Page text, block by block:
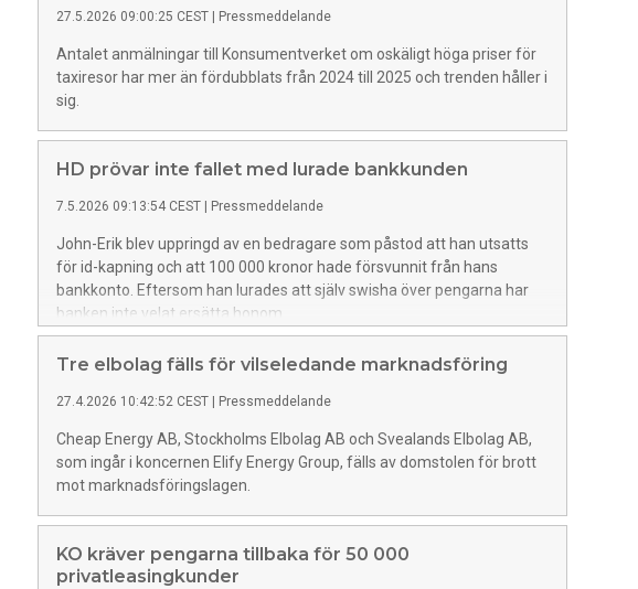
27.5.2026 09:00:25 CEST Pressmeddelande
Antalet anmälningar till Konsumentverket om oskäligt höga priser för
taxiresor har mer än fördubblats från 2024 till 2025 och trenden håller i
sig.
HD prövar inte fallet med lurade bankkunden
7.5.2026 09:13:54 CEST Pressmeddelande
John-Erik blev uppringd av en bedragare som påstod att han utsatts
för id-kapning och att 100 000 kronor hade försvunnit från hans
bankkonto. Eftersom han lurades att själv swisha över pengarna har
banken inte velat ersätta honom.
Tre elbolag fälls för vilseledande marknadsföring
27.4.2026 10:42:52 CEST Pressmeddelande
Cheap Energy AB, Stockholms Elbolag AB och Svealands Elbolag AB,
som ingår i koncernen Elify Energy Group, fälls av domstolen för brott
mot marknadsföringslagen.
KO kräver pengarna tillbaka för 50 000
privatleasingkunder